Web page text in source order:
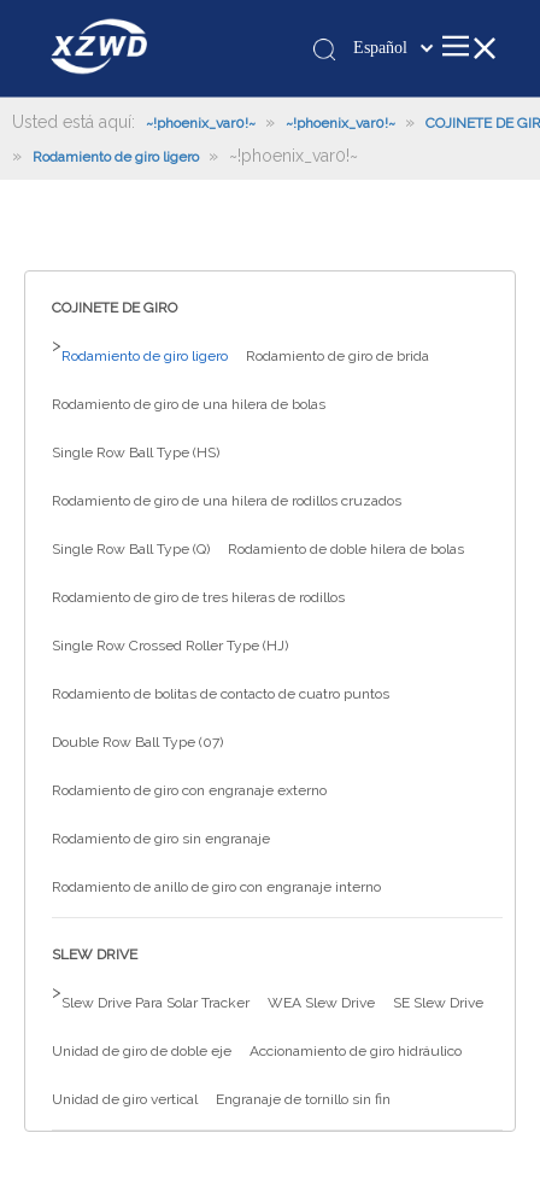
Español
românesc
Türk dili
Português
English
Español
Usted está aquí: ~!phoenix_var0!~ » ~!phoenix_var0!~ » COJINETE DE
» Rodamiento de giro ligero » ~!phoenix_var0!~
COJINETE DE GIRO
>
Rodamiento de giro ligero Rodamiento de giro de brida
Rodamiento de giro de una hilera de bolas
Single Row Ball Type (HS)
Rodamiento de giro de una hilera de rodillos cruzados
Single Row Ball Type (Q) Rodamiento de doble hilera de bolas
Rodamiento de giro de tres hileras de rodillos
Single Row Crossed Roller Type (HJ)
Rodamiento de bolitas de contacto de cuatro puntos
Double Row Ball Type (07)
Rodamiento de giro con engranaje externo
Rodamiento de giro sin engranaje
Rodamiento de anillo de giro con engranaje interno
SLEW DRIVE
>
Slew Drive Para Solar Tracker WEA Slew Drive SE Slew Drive
Unidad de giro de doble eje Accionamiento de giro hidráulico
Unidad de giro vertical Engranaje de tornillo sin fin